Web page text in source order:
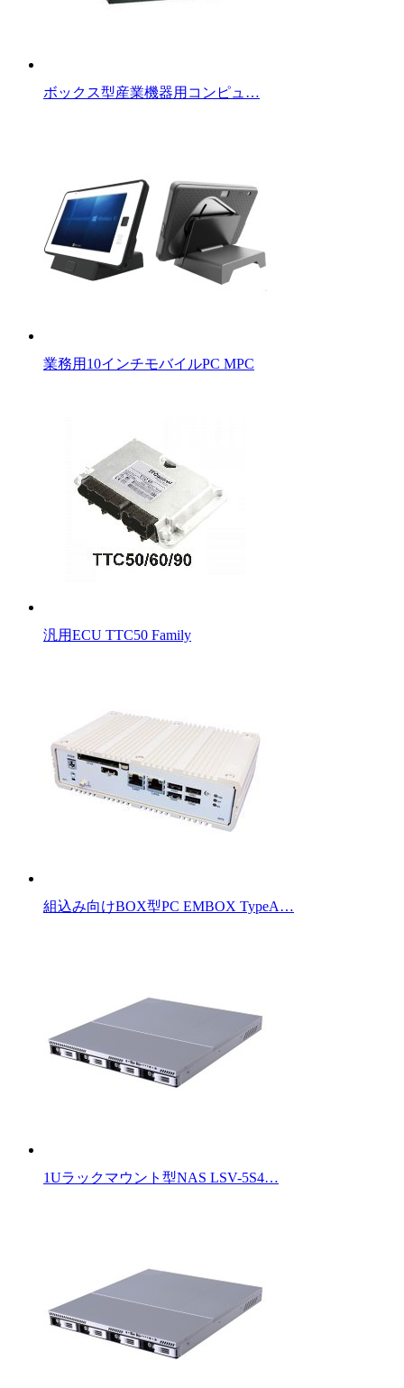
ボックス型産業機器用コンピュ…
業務用10インチモバイルPC MPC
汎用ECU TTC50 Family
組込み向けBOX型PC EMBOX TypeA…
1Uラックマウント型NAS LSV-5S4…